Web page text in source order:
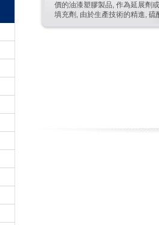
價的油漆塑膠製品, 作為延展劑或
填充劑, 由於生產技術的精進, 硫